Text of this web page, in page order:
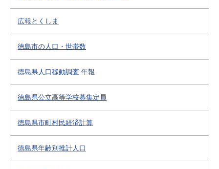
広報とくしま
徳島市の人口・世帯数
徳島県人口移動調査 年報
徳島県公立高等学校募集定員
徳島県市町村民経済計算
徳島県年齢別推計人口